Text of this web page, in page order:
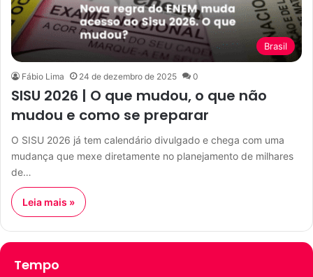
Brasil
Fábio Lima 24 de dezembro de 2025 0
SISU 2026 | O que mudou, o que não
mudou e como se preparar
O SISU 2026 já tem calendário divulgado e chega com uma
mudança que mexe diretamente no planejamento de milhares
de…
Leia mais »
Tempo